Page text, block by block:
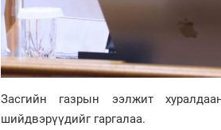
Засгийн газрын ээлжит
шийдвэрүүдийг гаргалаа.